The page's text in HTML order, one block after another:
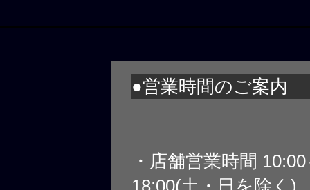
●営業時間のご案内
・店舗営業時間